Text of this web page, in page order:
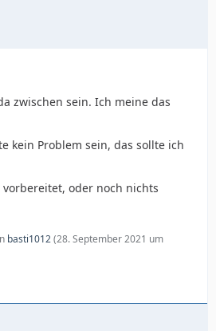
zwischen sein. Ich meine das
kein Problem sein, das sollte ich
oder noch nichts
basti1012(28. September 2021 um